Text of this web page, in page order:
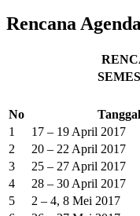
Rencana Agenda
No
Tanggal
1
17 – 19 April 2017
2
20 – 22 April 2017
3
25 – 27 April 2017
4
28 – 30 April 2017
5
2 – 4, 8 Mei 2017